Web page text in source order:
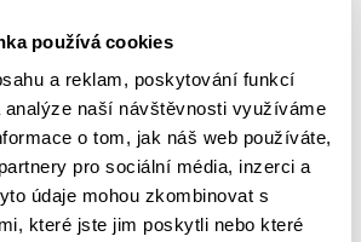
používá cookies
a reklam, poskytování funkcí
naší návštěvnosti využíváme
o tom, jak náš web používáte,
pro sociální média, inzerci a
údaje mohou zkombinovat s
které jste jim poskytli nebo které